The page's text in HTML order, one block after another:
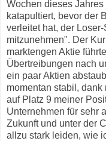
Wochen dieses
katapultiert, bevor der
verleitet hat, der
mitzunehmen". Der
marktengen Aktie
Übertreibungen nach
ein paar Aktien
momentan stabil,
auf Platz 9 meiner
Unternehmen für sehr
Zukunft und unter der
allzu stark leiden, wie